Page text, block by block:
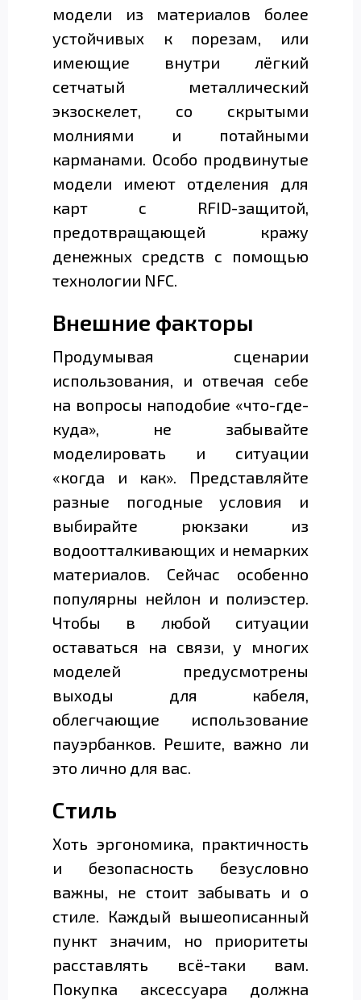
модели из материалов более
устойчивых к порезам, или
имеющие внутри лёгкий
сетчатый металлический
экзоскелет, со скрытыми
молниями и потайными
карманами. Особо продвинутые
модели имеют отделения для
карт с RFID-защитой,
предотвращающей кражу
денежных средств с помощью
технологии NFC.
Внешние факторы
Продумывая сценарии
использования, и отвечая себе
на вопросы наподобие «что-где-
куда», не забывайте
моделировать и ситуации
«когда и как». Представляйте
разные погодные условия и
выбирайте рюкзаки из
водоотталкивающих и немарких
материалов. Сейчас особенно
популярны нейлон и полиэстер.
Чтобы в любой ситуации
оставаться на связи, у многих
моделей предусмотрены
выходы для кабеля,
облегчающие использование
пауэрбанков. Решите, важно ли
это лично для вас.
Стиль
Хоть эргономика, практичность
и безопасность безусловно
важны, не стоит забывать и о
стиле. Каждый вышеописанный
пункт значим, но приоритеты
расставлять всё-таки вам.
Покупка аксессуара должна